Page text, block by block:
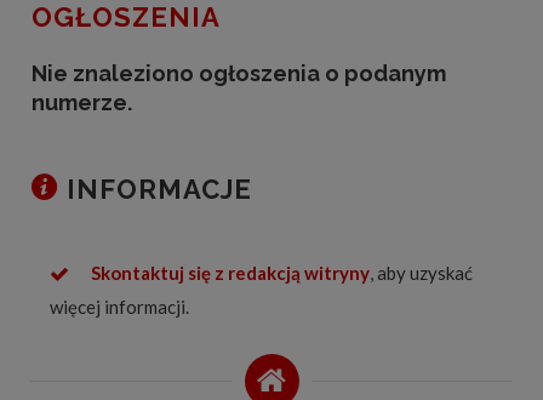
OGŁOSZENIA
Nie znaleziono ogłoszenia o podanym
numerze.
INFORMACJE
Skontaktuj się z redakcją witryny, aby uzyskać
więcej informacji.